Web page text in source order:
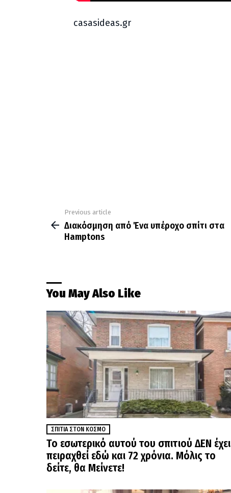
casasideas.gr
more
Previous article
Διακόσμηση από Ένα υπέροχο σπίτι στα
Hamptons
You May Also Like
ΣΠΊΤΙΑ ΣΤΟΝ ΚΌΣΜΟ
Το εσωτερικό αυτού του σπιτιού ΔΕΝ έχει
πειραχθεί εδώ και 72 χρόνια. Μόλις το
δείτε, θα Μείνετε!